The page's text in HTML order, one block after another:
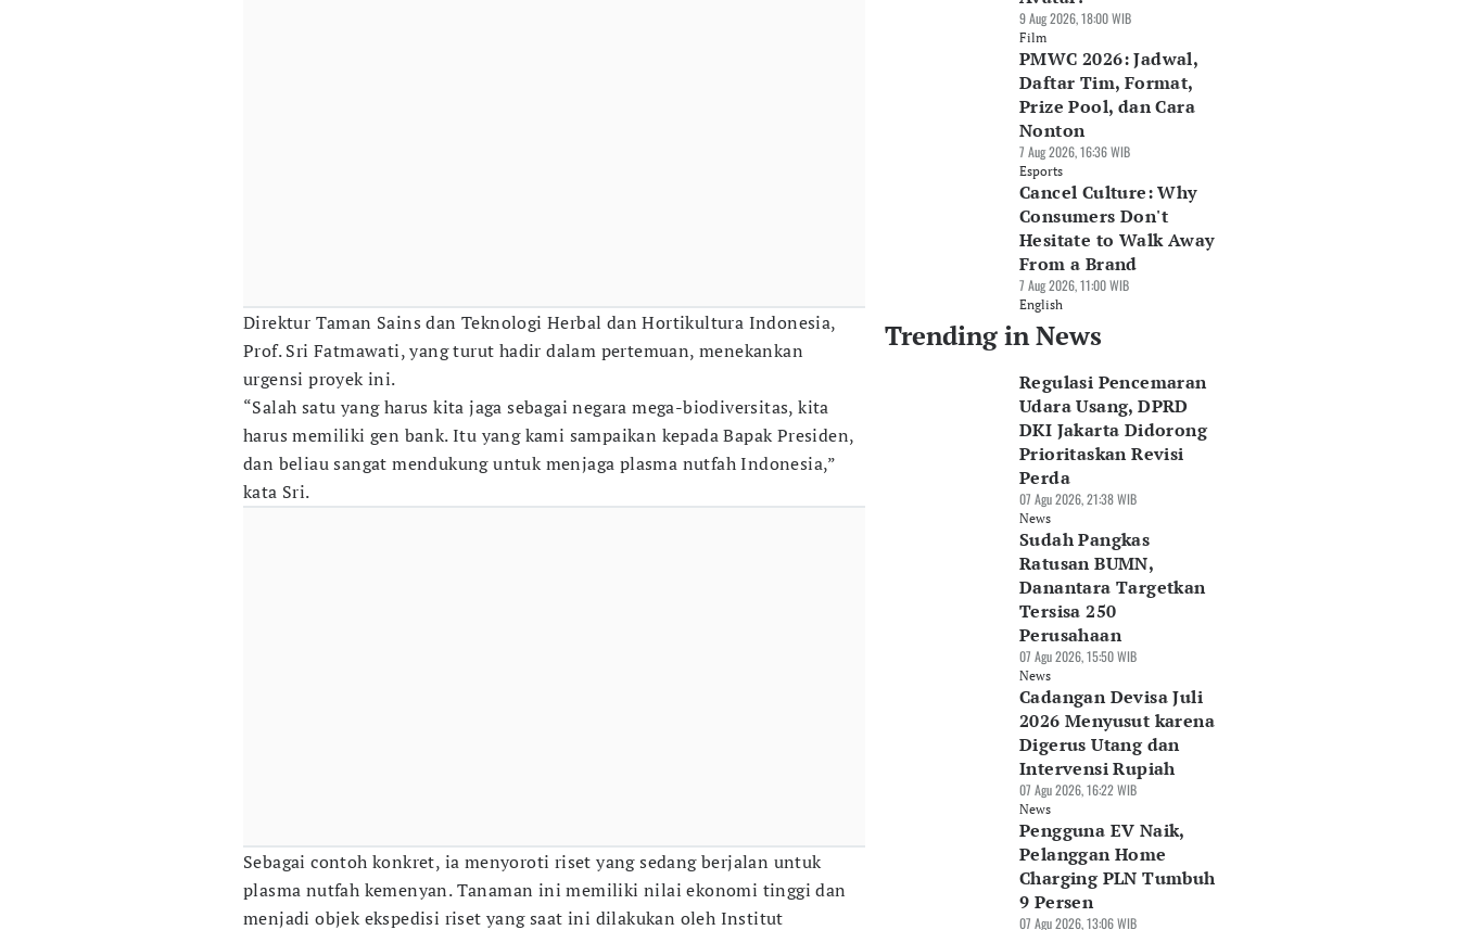
Direktur Taman Sains dan Teknologi Herbal dan Hortikultura Indonesia,
Prof. Sri Fatmawati, yang turut hadir dalam pertemuan, menekankan
urgensi proyek ini.
“Salah satu yang harus kita jaga sebagai negara mega-biodiversitas, kita
harus memiliki gen bank. Itu yang kami sampaikan kepada Bapak Presiden,
dan beliau sangat mendukung untuk menjaga plasma nutfah Indonesia,”
kata Sri.
Sebagai contoh konkret, ia menyoroti riset yang sedang berjalan untuk
plasma nutfah kemenyan. Tanaman ini memiliki nilai ekonomi tinggi dan
menjadi objek ekspedisi riset yang saat ini dilakukan oleh Institut
9 Aug 2026, 18:00 WIB
Film
PMWC 2026: Jadwal,
Daftar Tim, Format,
Prize Pool, dan Cara
Nonton
7 Aug 2026, 16:36 WIB
Esports
Cancel Culture: Why
Consumers Don't
Hesitate to Walk Away
From a Brand
7 Aug 2026, 11:00 WIB
English
Trending in News
Regulasi Pencemaran
Udara Usang, DPRD
DKI Jakarta Didorong
Prioritaskan Revisi
Perda
07 Agu 2026, 21:38 WIB
News
Sudah Pangkas
Ratusan BUMN,
Danantara Targetkan
Tersisa 250
Perusahaan
07 Agu 2026, 15:50 WIB
News
Cadangan Devisa Juli
2026 Menyusut karena
Digerus Utang dan
Intervensi Rupiah
07 Agu 2026, 16:22 WIB
News
Pengguna EV Naik,
Pelanggan Home
Charging PLN Tumbuh
9 Persen
07 Agu 2026, 13:06 WIB